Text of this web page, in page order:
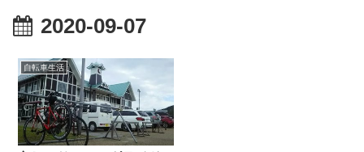
2020-09-07
自転車生活